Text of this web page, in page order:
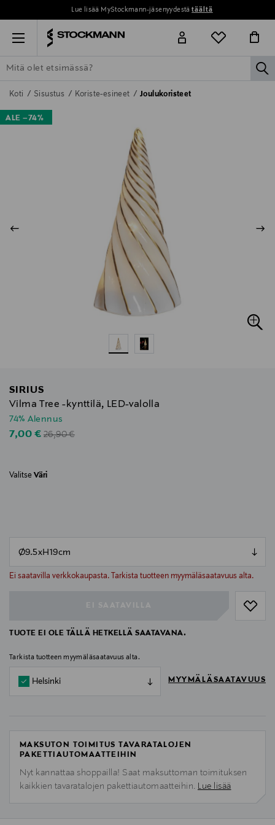
Lue lisää MyStockmann-jäsenyydestätäältä
Menu
ETSI KAIKKI NAISET MIEHET LAPSET
Koti Sisustus Koriste-esineet Joulukoristeet
ALE –74%
SIRIUS
Vilma Tree -kynttilä, LED-valolla
74% Alennus
Discounted Price
7,00 € Original Price
26,90 €
Valitse Väri
Ei saatavilla verkkokaupasta. Tarkista tuotteen myymäläsaatavuus alta.
null
TUOTE EI OLE TÄLLÄ HETKELLÄ SAATAVANA.
Tarkista tuotteen myymäläsaatavuus alta.
Helsinki MYYMÄLÄSAATAVUUS
MAKSUTON TOIMITUS TAVARATALOJEN
PAKETTIAUTOMAATTEIHIN
Nyt kannattaa shoppailla! Saat maksuttoman toimituksen
kaikkien tavaratalojen pakettiautomaatteihin. Lue lisää